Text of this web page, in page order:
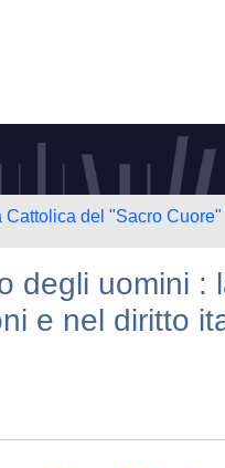
Cattolica del "Sacro Cuore"
degli uomini :
e nel diritto